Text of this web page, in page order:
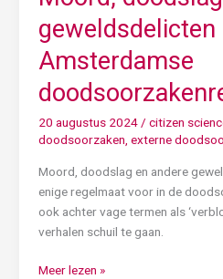
geweldsdelicten
Amsterdamse
20 augustus 2024/ citizen
doodsoorzaken, externe
Moord, doodslag en andere
enige regelmaat voor in de
ook achter vage termen als
verhalen schuil te gaan.
Meer lezen »